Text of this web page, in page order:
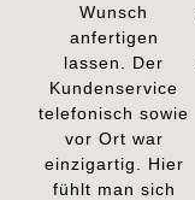
Wunsch
anfertigen
lassen. Der
Kundenservice
telefonisch sowie
vor Ort war
einzigartig. Hier
fühlt man sich